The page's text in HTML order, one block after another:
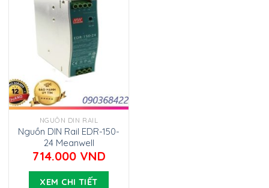
NGUỒN DIN RAIL
Nguồn DIN Rail EDR-150-
24 Meanwell
714.000 VND
XEM CHI TIẾT